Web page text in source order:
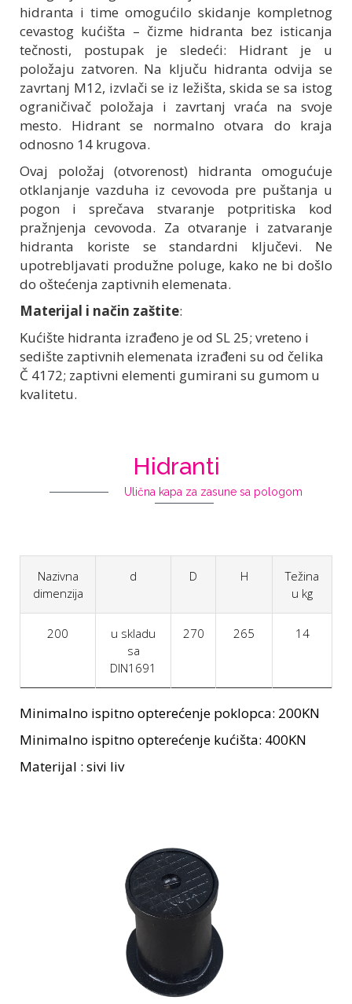
hidranta i time omogućilo skidanje kompletnog
cevastog kućišta – čizme hidranta bez isticanja
tečnosti, postupak je sledeći: Hidrant je u
položaju zatvoren. Na ključu hidranta odvija se
zavrtanj M12, izvlači se iz ležišta, skida se sa istog
ograničivač položaja i zavrtanj vraća na svoje
mesto. Hidrant se normalno otvara do kraja
odnosno 14 krugova.
Ovaj položaj (otvorenost) hidranta omogućuje
otklanjanje vazduha iz cevovoda pre puštanja u
pogon i sprečava stvaranje potpritiska kod
pražnjenja cevovoda. Za otvaranje i zatvaranje
hidranta koriste se standardni ključevi. Ne
upotrebljavati produžne poluge, kako ne bi došlo
do oštećenja zaptivnih elemenata.
Materijal i način zaštite:
Kućište hidranta izrađeno je od SL 25; vreteno i
sedište zaptivnih elemenata izrađeni su od čelika
Č 4172; zaptivni elementi gumirani su gumom u
kvalitetu.
Hidranti
Ulična kapa za zasune sa pologom
Nazivna
dimenzija
d D H
Težina
u kg
200
u skladu
sa
DIN1691
270 265 14
Minimalno ispitno opterećenje poklopca: 200KN
Minimalno ispitno opterećenje kućišta: 400KN
Materijal : sivi liv